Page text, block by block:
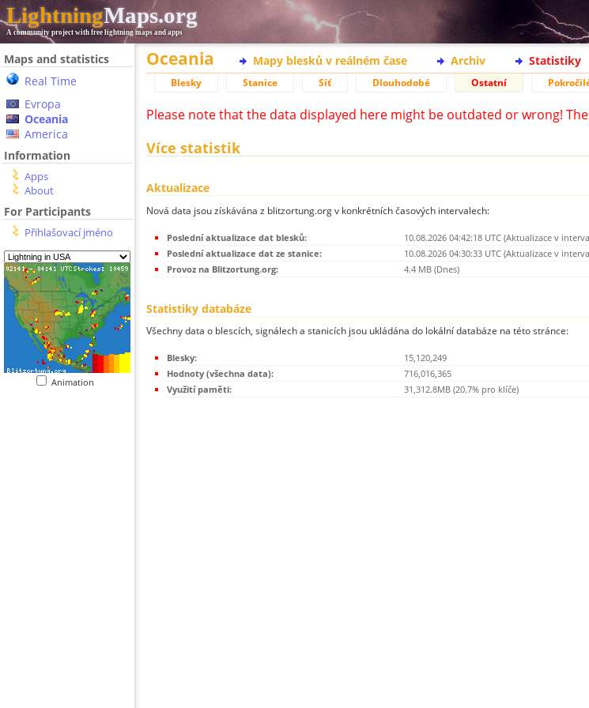
LightningMaps.org
A community project with free lightning maps and apps
Maps and statistics
Real Time
Evropa
Oceania
America
Information
Apps
About
For Participants
Přihlašovací jméno
Animation
Oceania Mapy blesků v reálném čase Archiv Statistiky
Blesky Stanice Síť Dlouhodobé Ostatní
Please note that the data displayed here might be outdated or wrong!
Více statistik
Aktualizace
Nová data jsou získávána z blitzortung.org v konkrétních časových intervalech:
Poslední aktualizace dat blesků:
10.08.2026 04:42:18 UTC (Aktualizace v
Poslední aktualizace dat ze stanice:
10.08.2026 04:30:33 UTC (Aktualizace v
Provoz na Blitzortung.org:
4.4 MB (Dnes)
Statistiky databáze
Všechny data o blescích, signálech a stanicích jsou ukládána do lokální databáze na této stránce:
Blesky:
15,120,249
Hodnoty (všechna data):
716,016,365
Využití paměti:
31,312.8MB (20.7% pro klíče)